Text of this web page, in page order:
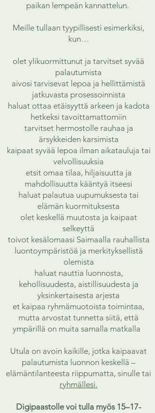
paikan lempeän kannattelun.
Meille tullaan tyypillisesti esimerkiksi,
kun…
olet ylikuormittunut ja tarvitset syvää
palautumista
aivosi tarvisevat lepoa ja hellittämistä
jatkuvasta prosessoinnista
haluat ottaa etäisyyttä arkeen ja kadota
hetkeksi tavoittamattomiin
tarvitset hermostolle rauhaa ja
ärsykkeiden karsimista
kaipaat syvää lepoa ilman aikatauluja tai
velvollisuuksia
etsit omaa tilaa, hiljaisuutta ja
mahdollisuutta kääntyä itseesi
haluat palautua uupumuksesta tai
elämän kuormituksesta
olet keskellä muutosta ja kaipaat
selkeyttä
toivot kesälomaasi Saimaalla rauhallista
luontoympäristöä ja merkityksellistä
olemista
haluat nauttia luonnosta,
kehollisuudesta, aistillisuudesta ja
yksinkertaisesta arjesta
et kaipaa ryhmämuotoista toimintaa,
mutta arvostat tunnetta siitä, että
ympärillä on muita samalla matkalla
Utula on avoin kaikille, jotka kaipaavat
palautumista luonnon keskellä –
elämäntilanteesta riippumatta, sinulle tai
ryhmällesi.
Digipaastolle voi tulla myös 15–17-